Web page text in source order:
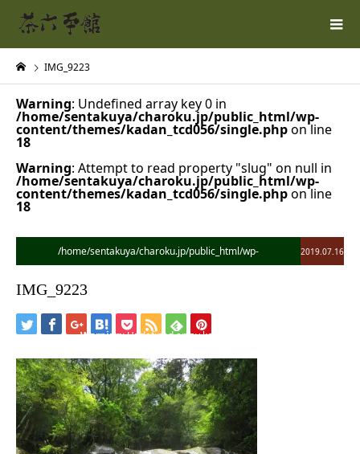
IMG_9223
Warning: Undefined array key 0 in
/home/sentakuya/charoku.jp/public_html/wp-
content/themes/kadan_tcd056/single.phpon line
18
Warning: Attempt to read property "slug" on null in
/home/sentakuya/charoku.jp/public_html/wp-
content/themes/kadan_tcd056/single.phpon line
18
/home/sentakuya/charoku.jp/public_html/wp-
Warning: Undefined array key 0 in
/home/sentakuya/charoku.jp/public_html/wp-
content/themes/kadan_tcd056/single.phpon line
Warning: Attempt to read property "name" on null in
2019.07.16
IMG_9223